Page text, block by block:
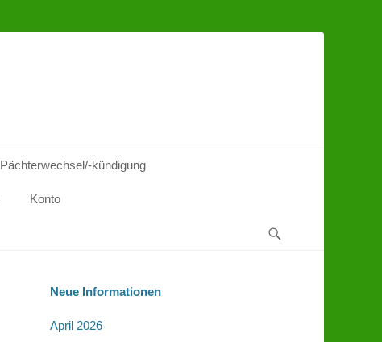
Pächterwechsel/-kündigung
Konto
Neue Informationen
April 2026